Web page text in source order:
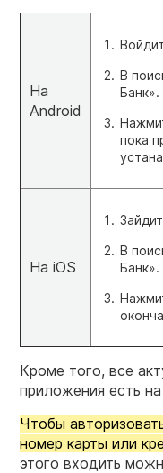
На
Android
В
Банк».
пока
На iOS
В
Банк».
Кроме того, все
приложения есть
Чтобы
номер карты или
этого входить